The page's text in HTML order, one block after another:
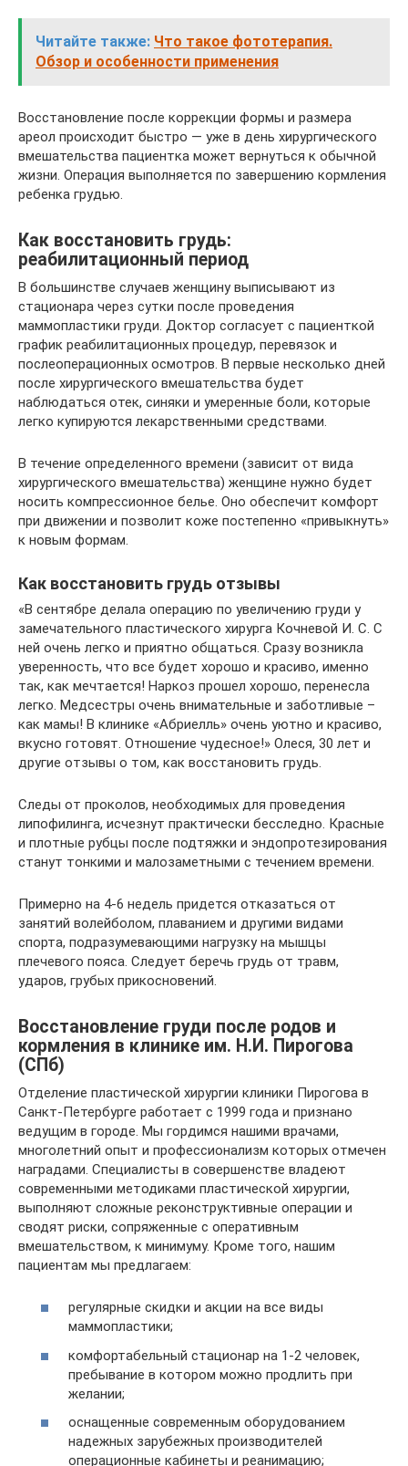
Читайте также: Что такое фототерапия.
Обзор и особенности применения
Восстановление после коррекции формы и размера
ареол происходит быстро — уже в день хирургического
вмешательства пациентка может вернуться к обычной
жизни. Операция выполняется по завершению кормления
ребенка грудью.
Как восстановить грудь:
реабилитационный период
В большинстве случаев женщину выписывают из
стационара через сутки после проведения
маммопластики груди. Доктор согласует с пациенткой
график реабилитационных процедур, перевязок и
послеоперационных осмотров. В первые несколько дней
после хирургического вмешательства будет
наблюдаться отек, синяки и умеренные боли, которые
легко купируются лекарственными средствами.
В течение определенного времени (зависит от вида
хирургического вмешательства) женщине нужно будет
носить компрессионное белье. Оно обеспечит комфорт
при движении и позволит коже постепенно «привыкнуть»
к новым формам.
Как восстановить грудь отзывы
«В сентябре делала операцию по увеличению груди у
замечательного пластического хирурга Кочневой И. С. С
ней очень легко и приятно общаться. Сразу возникла
уверенность, что все будет хорошо и красиво, именно
так, как мечтается! Наркоз прошел хорошо, перенесла
легко. Медсестры очень внимательные и заботливые –
как мамы! В клинике «Абриелль» очень уютно и красиво,
вкусно готовят. Отношение чудесное!» Олеся, 30 лет и
другие отзывы о том, как восстановить грудь.
Следы от проколов, необходимых для проведения
липофилинга, исчезнут практически бесследно. Красные
и плотные рубцы после подтяжки и эндопротезирования
станут тонкими и малозаметными с течением времени.
Примерно на 4-6 недель придется отказаться от
занятий волейболом, плаванием и другими видами
спорта, подразумевающими нагрузку на мышцы
плечевого пояса. Следует беречь грудь от травм,
ударов, грубых прикосновений.
Восстановление груди после родов и
кормления в клинике им. Н.И. Пирогова
(СПб)
Отделение пластической хирургии клиники Пирогова в
Санкт-Петербурге работает с 1999 года и признано
ведущим в городе. Мы гордимся нашими врачами,
многолетний опыт и профессионализм которых отмечен
наградами. Специалисты в совершенстве владеют
современными методиками пластической хирургии,
выполняют сложные реконструктивные операции и
сводят риски, сопряженные с оперативным
вмешательством, к минимуму. Кроме того, нашим
пациентам мы предлагаем:
регулярные скидки и акции на все виды
маммопластики;
комфортабельный стационар на 1-2 человек,
пребывание в котором можно продлить при
желании;
оснащенные современным оборудованием
надежных зарубежных производителей
операционные кабинеты и реанимацию;